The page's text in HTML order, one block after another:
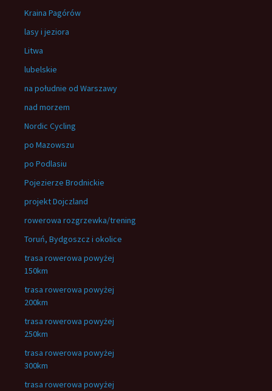
Kraina Pagórów
lasy i jeziora
Litwa
lubelskie
na południe od Warszawy
nad morzem
Nordic Cycling
po Mazowszu
po Podlasiu
Pojezierze Brodnickie
projekt Dojczland
rowerowa rozgrzewka/trening
Toruń, Bydgoszcz i okolice
trasa rowerowa powyżej
150km
trasa rowerowa powyżej
200km
trasa rowerowa powyżej
250km
trasa rowerowa powyżej
300km
trasa rowerowa powyżej